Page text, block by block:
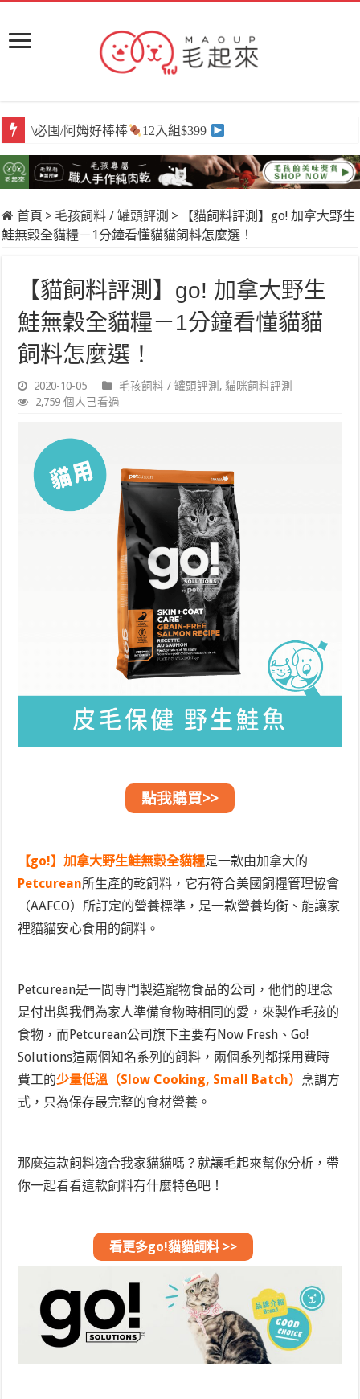
\必囤/阿姆好棒棒 12入組$399
首頁 > 毛孩飼料 / 罐頭評測 >
【貓飼料評測】go! 加拿大野生
鮭無穀全貓糧－1分鐘看懂貓貓飼料怎麼選！
【貓飼料評測】go! 加拿大野生
鮭無穀全貓糧－1分鐘看懂貓貓
飼料怎麼選！
2020-10-05 毛孩飼料 / 罐頭評測 , 貓咪飼料評測
2,759 個人已看過
點我購買>>
【go!】加拿大野生鮭無穀全貓糧是一款由加拿大的
Petcurean所生產的乾飼料，它有符合美國飼糧管理協會
（AAFCO）所訂定的營養標準，是一款營養均衡、能讓家
裡貓貓安心食用的飼料。
Petcurean是一間專門製造寵物食品的公司，他們的理念
是付出與我們為家人準備食物時相同的愛，來製作毛孩的
食物，而Petcurean公司旗下主要有Now Fresh、Go!
Solutions這兩個知名系列的飼料，兩個系列都採用費時
費工的少量低溫（Slow Cooking, Small Batch） 烹調方
式，只為保存最完整的食材營養。
那麼這款飼料適合我家貓貓嗎？就讓毛起來幫你分析，帶
你一起看看這款飼料有什麼特色吧！
看更多go!貓貓飼料 >>